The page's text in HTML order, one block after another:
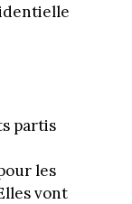
partis
les
vont